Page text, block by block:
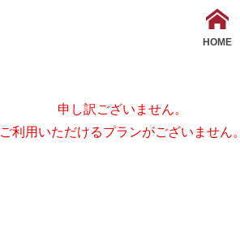
HOME
申し訳ございません。
ご利用いただけるプランがございません。